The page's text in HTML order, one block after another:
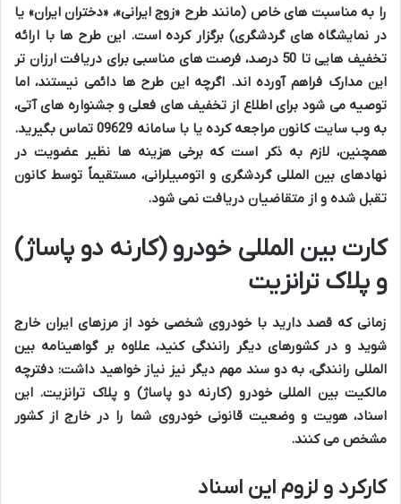
را به مناسبت های خاص (مانند طرح «زوج ایرانی»، «دختران ایران» یا
در نمایشگاه های گردشگری) برگزار کرده است. این طرح ها با ارائه
تخفیف هایی تا 50 درصد، فرصت های مناسبی برای دریافت ارزان تر
این مدارک فراهم آورده اند. اگرچه این طرح ها دائمی نیستند، اما
توصیه می شود برای اطلاع از تخفیف های فعلی و جشنواره های آتی،
به وب سایت کانون مراجعه کرده یا با سامانه 09629 تماس بگیرید.
همچنین، لازم به ذکر است که برخی هزینه ها نظیر عضویت در
نهادهای بین المللی گردشگری و اتومبیلرانی، مستقیماً توسط کانون
تقبل شده و از متقاضیان دریافت نمی شود.
کارت بین المللی خودرو (کارنه دو پاساژ)
و پلاک ترانزیت
زمانی که قصد دارید با خودروی شخصی خود از مرزهای ایران خارج
شوید و در کشورهای دیگر رانندگی کنید، علاوه بر گواهینامه بین
المللی رانندگی، به دو سند مهم دیگر نیز نیاز خواهید داشت: دفترچه
مالکیت بین المللی خودرو (کارنه دو پاساژ) و پلاک ترانزیت. این
اسناد، هویت و وضعیت قانونی خودروی شما را در خارج از کشور
مشخص می کنند.
کارکرد و لزوم این اسناد